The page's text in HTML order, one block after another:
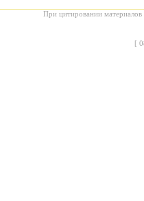
При цитировании материалов
[